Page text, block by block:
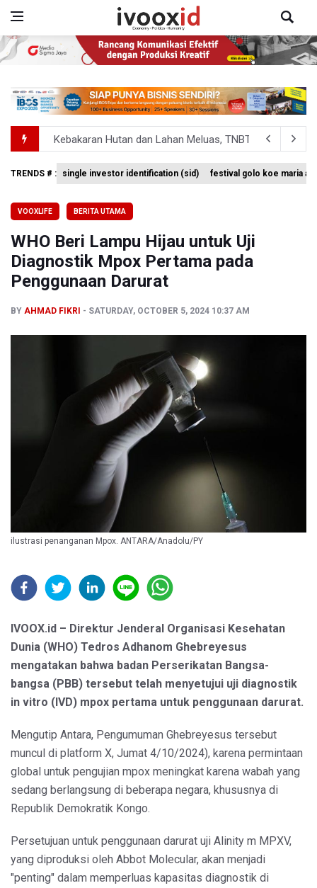
Kebakaran Hutan dan Lahan Meluas, TNBTS Tutup
SEA V Cup 2026: Timnas Voli Putri Indonesia Kalah 0-3
Insiden Penembakan Terjadi di Festival Budaya Lembah
Kebakaran Hutan dan Lahan Terjadi di Sejumlah
TRENDS # : single investor identification (sid) festival golo koe maria
VOOXLIFE BERITA UTAMA
WHO Beri Lampu Hijau untuk Uji
Diagnostik Mpox Pertama pada
Penggunaan Darurat
BY AHMAD FIKRI SATURDAY, OCTOBER 5, 2024 10:37 AM
ilustrasi penanganan Mpox. ANTARA/Anadolu/PY
IVOOX.id – Direktur Jenderal Organisasi Kesehatan
Dunia (WHO) Tedros Adhanom Ghebreyesus
mengatakan bahwa badan Perserikatan Bangsa-
bangsa (PBB) tersebut telah menyetujui uji diagnostik
in vitro (IVD) mpox pertama untuk penggunaan darurat.
Mengutip Antara, Pengumuman Ghebreyesus tersebut
muncul di platform X, Jumat 4/10/2024), karena permintaan
global untuk pengujian mpox meningkat karena wabah yang
sedang berlangsung di beberapa negara, khususnya di
Republik Demokratik Kongo.
Persetujuan untuk penggunaan darurat uji Alinity m MPXV,
yang diproduksi oleh Abbot Molecular, akan menjadi
"penting" dalam memperluas kapasitas diagnostik di